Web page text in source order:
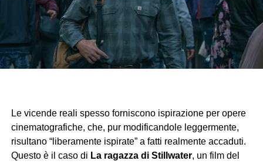
Le vicende reali spesso forniscono ispirazione per opere
cinematografiche, che, pur modificandole leggermente,
risultano “liberamente ispirate” a fatti realmente accaduti.
Questo è il caso di La ragazza di Stillwater, un film del